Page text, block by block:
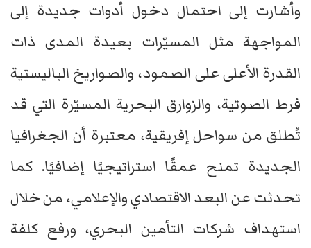
وأشارت إلى احتمال دخول أدوات جديدة إلى
المواجهة مثل المسيّرات بعيدة المدى ذات
القدرة الأعلى على الصمود، والصواريخ الباليستية
فرط الصوتية، والزوارق البحرية المسيّرة التي قد
تُطلق من سواحل إفريقية، معتبرة أن الجغرافيا
الجديدة تمنح عمقًا استراتيجيًا إضافيًا. كما
تحدثت عن البعد الاقتصادي والإعلامي، من خلال
استهداف شركات التأمين البحري، ورفع كلفة